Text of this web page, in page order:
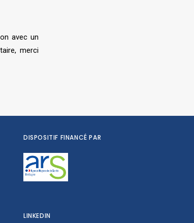
avec un
merci
DISPOSITIF FINANCÉ PAR
LINKEDIN